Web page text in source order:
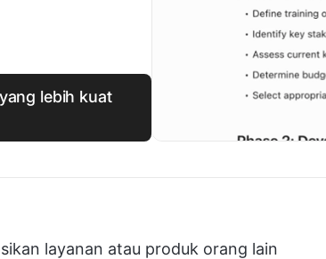
lebih kuat
layanan atau produk orang lain